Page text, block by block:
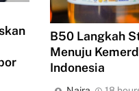
B50 Langkah
Menuju
Indonesia